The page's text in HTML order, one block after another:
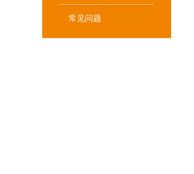
常见问题